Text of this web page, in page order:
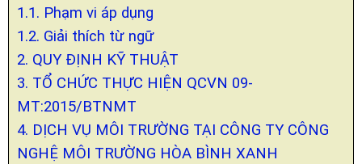
1.1. Phạm vi áp dụng
1.2. Giải thích từ ngữ
2. QUY ĐỊNH KỸ THUẬT
3. TỔ CHỨC THỰC HIỆN QCVN 09-
MT:2015/BTNMT
4. DỊCH VỤ MÔI TRƯỜNG TẠI CÔNG TY CÔNG
NGHỆ MÔI TRƯỜNG HÒA BÌNH XANH